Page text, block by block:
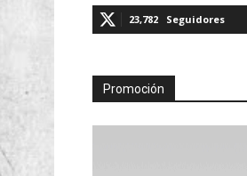
23,782 Seguidores
Promoción